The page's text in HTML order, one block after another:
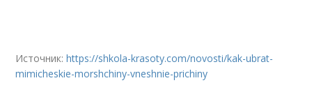
Источник:https://shkola-krasoty.com/novosti/kak-ubrat-
mimicheskie-morshchiny-vneshnie-prichiny